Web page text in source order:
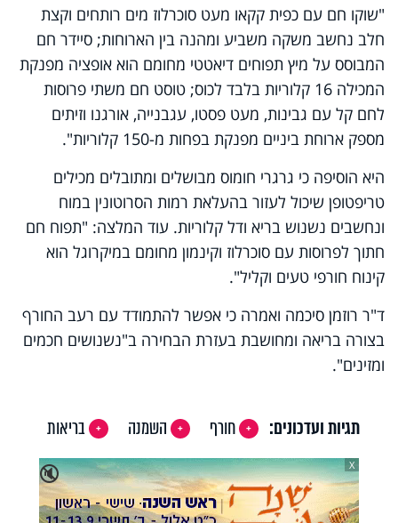
"שוקו חם עם כפית קקאו מעט סוכרלוז מים רותחים וקצת
חלב נחשב משקה משביע ומהנה בין הארוחות; סיידר חם
המבוסס על מיץ תפוחים דיאטטי מחומם הוא אופציה מפנקת
המכילה 16 קלוריות בלבד לכוס; טוסט חם משתי פרוסות
לחם קל עם גבינות, מעט פסטו, עגבנייה, אורגנו וזיתים
מספק ארוחת ביניים מפנקת בפחות מ-150 קלוריות".
היא הוסיפה כי גרגרי חומוס מבושלים ומתובלים מכילים
טריפטופן שיכול לעזור בהעלאת רמות הסרוטונין במוח
ונחשבים נשנוש בריא ודל קלוריות. עוד המלצה: "תפוח חם
חתוך לפרוסות עם סוכרלוז וקינמון מחומם במיקרוגל הוא
קינוח חורפי טעים וקליל".
ד"ר רוזמן סיכמה ואמרה כי אפשר להתמודד עם רעב החורף
בצורה בריאה ומחושבת בעזרת הבחירה ב"נשנושים חכמים
ומזינים".
תגיות ועדכונים: חורף השמנה
בריאות
🔇
X